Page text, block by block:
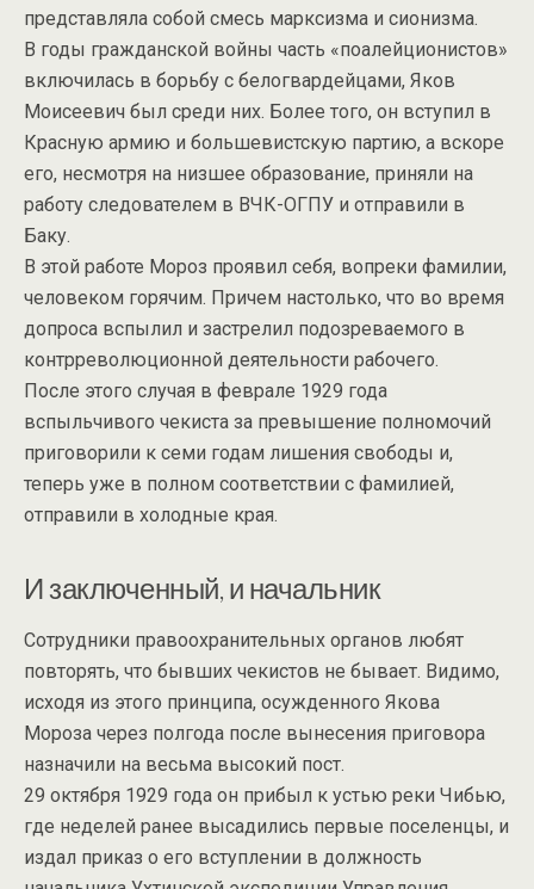
представляла собой смесь марксизма и сионизма.
В годы гражданской войны часть «поалейционистов»
включилась в борьбу с белогвардейцами, Яков
Моисеевич был среди них. Более того, он вступил в
Красную армию и большевистскую партию, а вскоре
его, несмотря на низшее образование, приняли на
работу следователем в ВЧК-ОГПУ и отправили в
Баку.
В этой работе Мороз проявил себя, вопреки фамилии,
человеком горячим. Причем настолько, что во время
допроса вспылил и застрелил подозреваемого в
контрреволюционной деятельности рабочего.
После этого случая в феврале 1929 года
вспыльчивого чекиста за превышение полномочий
приговорили к семи годам лишения свободы и,
теперь уже в полном соответствии с фамилией,
отправили в холодные края.
И заключенный, и начальник
Сотрудники правоохранительных органов любят
повторять, что бывших чекистов не бывает. Видимо,
исходя из этого принципа, осужденного Якова
Мороза через полгода после вынесения приговора
назначили на весьма высокий пост.
29 октября 1929 года он прибыл к устью реки Чибью,
где неделей ранее высадились первые поселенцы, и
издал приказ о его вступлении в должность